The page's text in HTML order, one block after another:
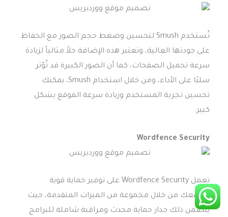
تُستخدم Smush لتحسين وضغط حجم الصور مع الحفاظ
على جودتها العالية، وتعتبر هذه الإضافة حلاً مثالياً لزيادة
سرعة تحميل الصفحات، كما أن الصور الكبيرة قد تُؤثر
سلبًا على الأداء، ومن خلال استخدام Smush، يمكنك
تحسين تجربة المستخدم وزيادة سرعة الموقع بشكل
كبير.
Wordfence Security
تعمل Wordfence Security على توفير حماية قوية
لموقعك من خلال مجموعة من الميزات المتقدمة، حيث
يتضمن ذلك جدار حماية محدث ومراقبة شاملة للبرامج